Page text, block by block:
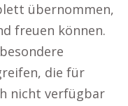
übernommen,
freuen können.
die für
nicht verfügbar